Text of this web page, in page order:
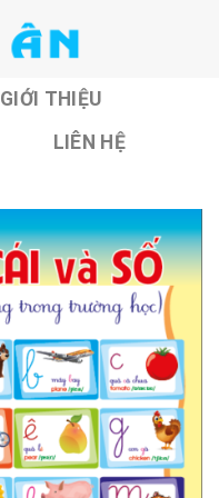
GIỚI THIỆU
LIÊN HỆ